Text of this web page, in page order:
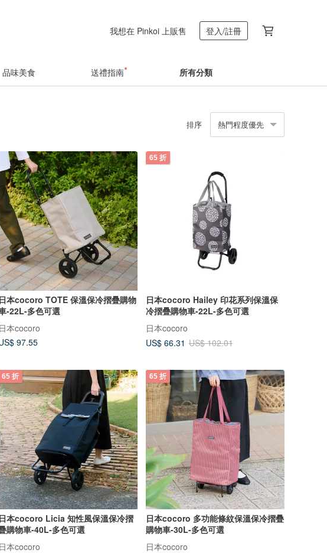
我想在 Pinkoi 上販售 登入/註冊
品味美食 送禮指南 所有分類
排序 熱門程度優先
日本cocoro TOTE 保溫保冷摺疊購物
-22L-多色可選
日本cocoro
97.55
65 折
日本cocoro Hailey 印花系列保溫保
冷摺疊購物車-22L-多色可選
日本cocoro
US$ 66.31 US$ 102.01
65 折
日本cocoro Licia 知性風保溫保冷摺
購物車-40L-多色可選
日本cocoro
65 折
日本cocoro 多功能條紋保溫保冷摺疊
購物車-30L-多色可選
日本cocoro